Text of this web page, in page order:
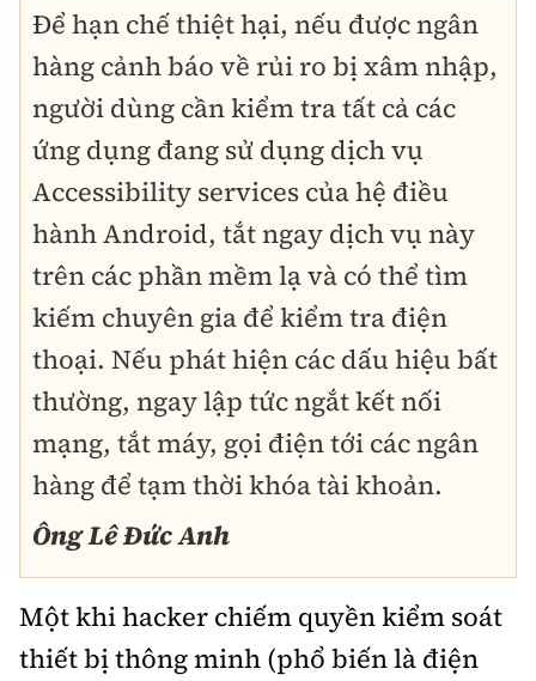
Hotline:
0901 514 799
Quảng cáo và Phát hành:
0915 057 282
Email:bandoc@baoxaydung.vn
Cấm sao chép dưới mọi hình thức nếu không có sự
chấp thuận bằng văn bản.
Thông tin tòa
soạn
Để hạn chế thiệt hại, nếu được ngân
hàng cảnh báo về rủi ro bị xâm nhập,
người dùng cần kiểm tra tất cả các
ứng dụng đang sử dụng dịch vụ
Accessibility services của hệ điều
hành Android, tắt ngay dịch vụ này
trên các phần mềm lạ và có thể tìm
kiếm chuyên gia để kiểm tra điện
thoại. Nếu phát hiện các dấu hiệu bất
thường, ngay lập tức ngắt kết nối
mạng, tắt máy, gọi điện tới các ngân
hàng để tạm thời khóa tài khoản.
Ông Lê Đức Anh
Một khi hacker chiếm quyền kiểm soát
thiết bị thông minh (phổ biến là điện